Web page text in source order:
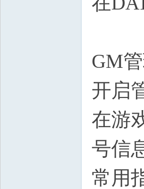
GM
开启
在游
号信
常用